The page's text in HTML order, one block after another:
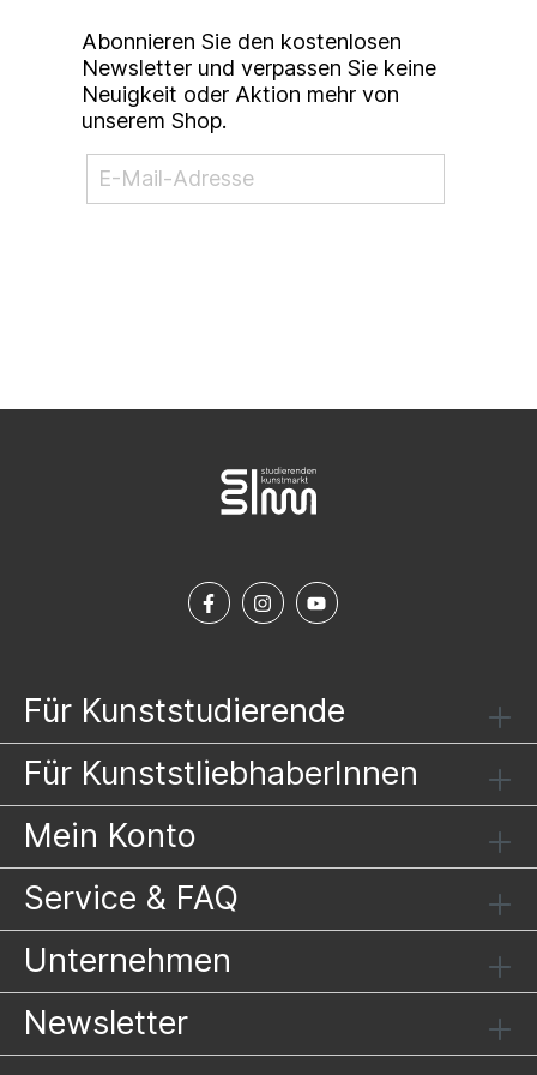
Abonnieren Sie den kostenlosen
Newsletter und verpassen Sie keine
Neuigkeit oder Aktion mehr von
unserem Shop.
Für Kunststudierende
Für KunststliebhaberInnen
Mein Konto
Service & FAQ
Unternehmen
Newsletter